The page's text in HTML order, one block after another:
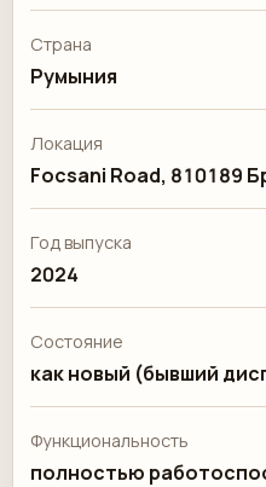
Страна
Румыния
Локация
Focsani Road, 810189
Год выпуска
2024
Состояние
как новый (бывший
Функциональность
полностью